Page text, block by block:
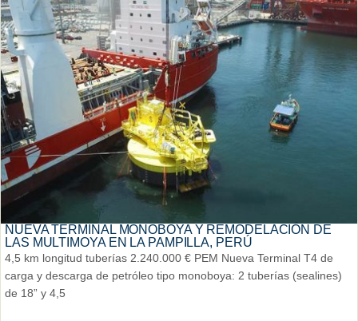
NUEVA TERMINAL MONOBOYA Y REMODELACIÓN DE
LAS MULTIMOYA EN LA PAMPILLA, PERÚ
4,5 km longitud tuberías 2.240.000 € PEM Nueva Terminal T4 de
carga y descarga de petróleo tipo monoboya: 2 tuberías (sealines)
de 18” y 4,5